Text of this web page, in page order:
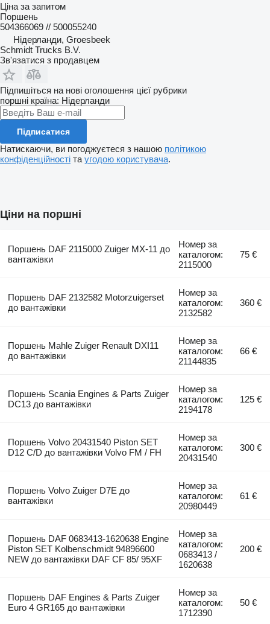
Ціна за запитом
Поршень
504366069 // 500055240
Нідерланди, Groesbeek
Schmidt Trucks B.V.
Зв'язатися з продавцем
Підпишіться на нові оголошення цієї рубрики
поршні країна: Нідерланди
Підписатися
Натискаючи, ви погоджуєтеся з нашою політикою
конфіденційності та угодою користувача.
Ціни на поршні
Поршень DAF 2115000 Zuiger MX-11 до
вантажівки
Номер за
каталогом:
2115000
75 €
Поршень DAF 2132582 Motorzuigerset
до вантажівки
Номер за
каталогом:
2132582
360 €
Поршень Mahle Zuiger Renault DXI11
до вантажівки
Номер за
каталогом:
21144835
66 €
Поршень Scania Engines & Parts Zuiger
DC13 до вантажівки
Номер за
каталогом:
2194178
125 €
Поршень Volvo 20431540 Piston SET
D12 C/D до вантажівки Volvo FM / FH
Номер за
каталогом:
20431540
300 €
Поршень Volvo Zuiger D7E до
вантажівки
Номер за
каталогом:
20980449
61 €
Поршень DAF 0683413-1620638 Engine
Piston SET Kolbenschmidt 94896600
NEW до вантажівки DAF CF 85/ 95XF
Номер за
каталогом:
0683413 /
1620638
200 €
Поршень DAF Engines & Parts Zuiger
Euro 4 GR165 до вантажівки
Номер за
каталогом:
1712390
50 €